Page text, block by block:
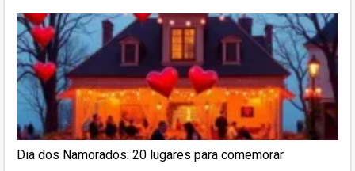
Dia dos Namorados: 20 lugares para comemorar